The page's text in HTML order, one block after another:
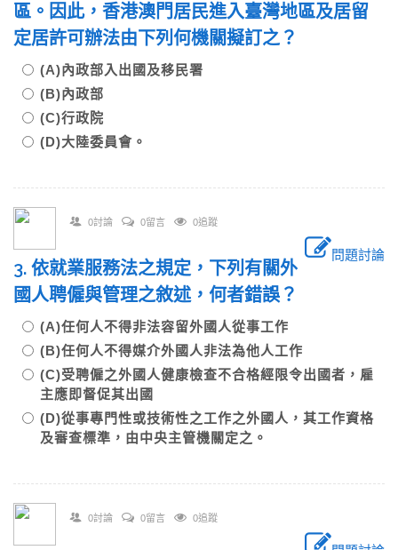
區。因此，香港澳門居民進入臺灣地區及居留
定居許可辦法由下列何機關擬訂之？
(A)內政部入出國及移民署
(B)內政部
(C)行政院
(D)大陸委員會。
0討論 0留言 0追蹤
問題討論
3. 依就業服務法之規定，下列有關外
國人聘僱與管理之敘述，何者錯誤？
(A)任何人不得非法容留外國人從事工作
(B)任何人不得媒介外國人非法為他人工作
(C)受聘僱之外國人健康檢查不合格經限令出國者，雇
主應即督促其出國
(D)從事專門性或技術性之工作之外國人，其工作資格
及審查標準，由中央主管機關定之。
0討論 0留言 0追蹤